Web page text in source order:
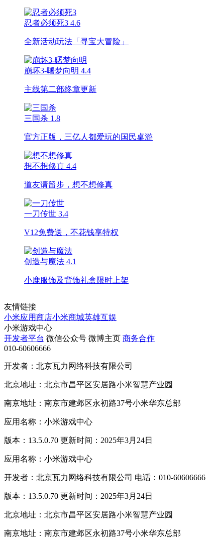
忍者必须死3 4.6
全新活动玩法「寻宝大冒险」
崩坏3-曙梦向明 4.4
主线第二部终章更新
三国杀 1.8
官方正版，三亿人都爱玩的国民桌游
想不想修真 4.4
道友请留步，想不想修真
一刀传世 3.4
V12免费送，不花钱享特权
创造与魔法 4.1
小鹿服饰及背饰礼盒限时上架
友情链接
小米应用商店小米商城英雄互娱
小米游戏中心
开发者平台 微信公众号 微博主页 商务合作
010-60606666
开发者：北京瓦力网络科技有限公司
北京地址：北京市昌平区安居路小米智慧产业园
南京地址：南京市建邺区永初路37号小米华东总部
应用名称：小米游戏中心
版本：13.5.0.70 更新时间：2025年3月24日
应用名称：小米游戏中心
开发者：北京瓦力网络科技有限公司 电话：010-60606666
版本：13.5.0.70 更新时间：2025年3月24日
北京地址：北京市昌平区安居路小米智慧产业园
南京地址：南京市建邺区永初路37号小米华东总部